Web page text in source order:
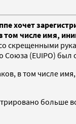
том числе имя,
скрещенными
Союза (EUIPO)
в том числе
больше